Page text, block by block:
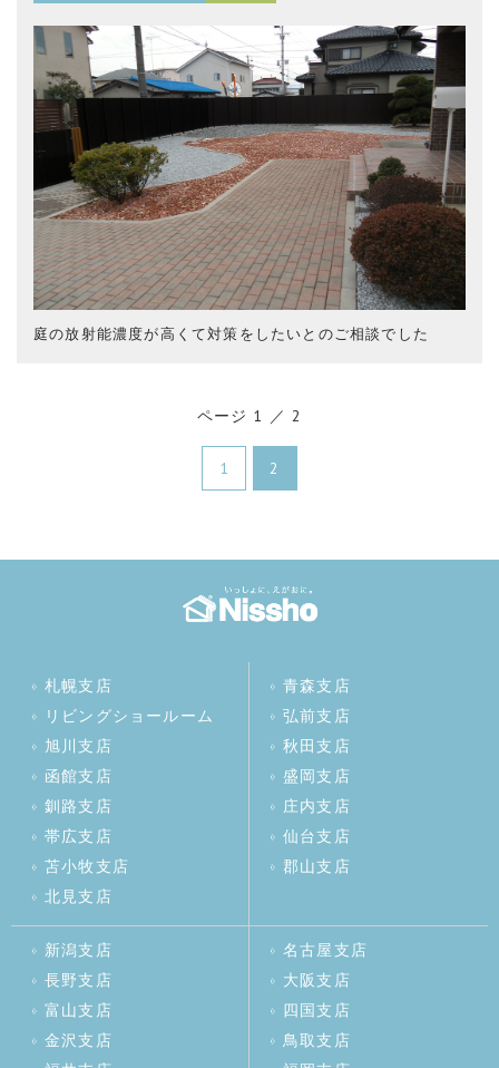
庭の放射能濃度が高くて対策をしたいとのご相談でした
ページ 1 ／ 2
1 2
札幌支店
リビングショールーム
旭川支店
函館支店
釧路支店
帯広支店
苫小牧支店
北見支店
青森支店
弘前支店
秋田支店
盛岡支店
庄内支店
仙台支店
郡山支店
新潟支店
長野支店
富山支店
金沢支店
名古屋支店
大阪支店
四国支店
鳥取支店